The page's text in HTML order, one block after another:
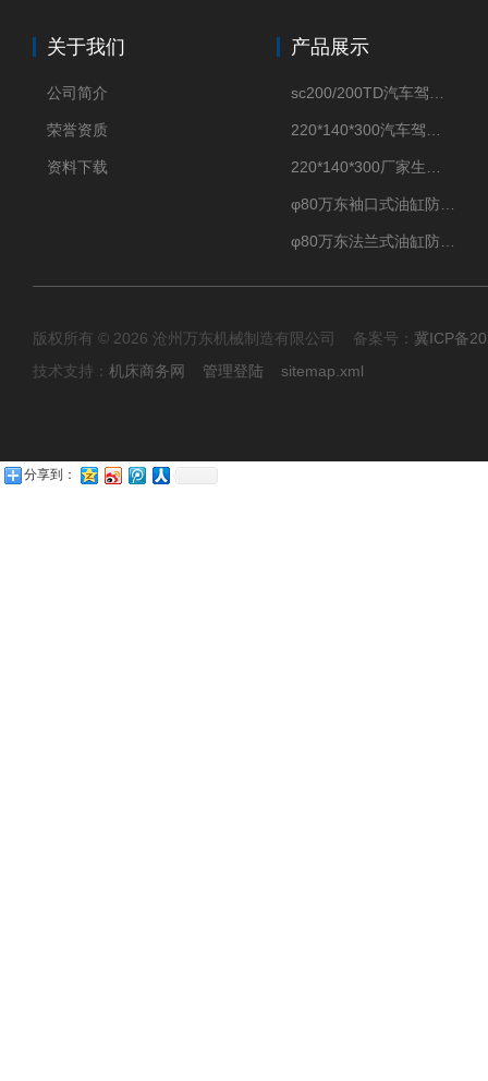
关于我们
公司简介
荣誉资质
资料下载
产品展示
版权所有 © 2026 沧州万东机械制造有限公司 备案号： 冀ICP备
技术支持： 机床商务网 管理登陆 sitemap.xml
分享到：